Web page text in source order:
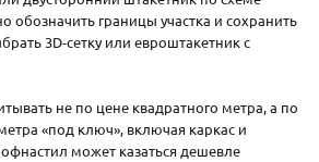
обозначить границы участка и сохранить
3D-сетку или евроштакетник с
не по цене квадратного метра, а по
«под ключ», включая каркас и
может казаться дешевле